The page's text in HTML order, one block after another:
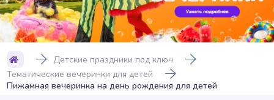
Детские праздники под ключ
Тематические вечеринки для детей
Пижамная вечеринка на день рождения для детей